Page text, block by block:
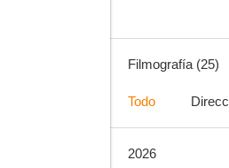
Las cosas
Filmografía (25)
Todo
2026